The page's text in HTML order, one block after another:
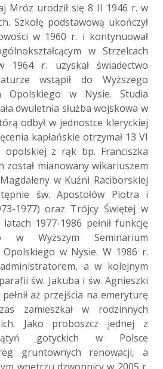
Mróz urodził się 8 II 1946 r. w
Szkołę podstawową ukończył
w 1960 r. i kontynuował
w Strzelcach
1964 r. uzyskał świadectwo
wstąpił do Wyższego
Opolskiego w Nysie. Studia
dwuletnia służba wojskowa w
odbył w jednostce kleryckiej
kapłańskie otrzymał 13 VI
opolskiej z rąk bp. Franciszka
został mianowany wikariuszem
w Kuźni Raciborskiej
św. Apostołów Piotra i
1977) oraz Trójcy Świętej w
1977-1986 pełnił funkcję
w Wyższym Seminarium
Opolskiego w Nysie. W 1986 r.
a w kolejnym
św. Jakuba i św. Agnieszki
aż przejścia na emeryturę
zamieszkał w rodzinnych
Jako proboszcz jednej z
gotyckich w Polsce
gruntownych renowacji, a
wnętrzu dzwonnicy w 2005 r.